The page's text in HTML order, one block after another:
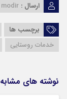
ارسال : modir
برچسب ها
خدمات روستایی
نوشته های مشابه